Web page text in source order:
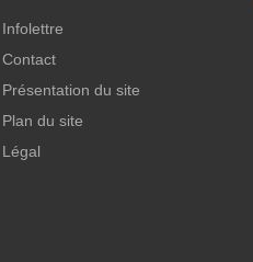
Infolettre
Contact
Présentation du site
Plan du site
Légal